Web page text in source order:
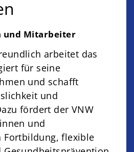
und Mitarbeiter
arbeitet das
für seine
und schafft
und
fördert der VNW
und
Fortbildung, flexible